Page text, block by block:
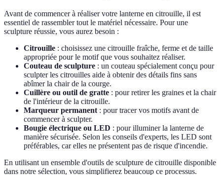
Avant de commencer à réaliser votre lanterne en citrouille, il est
essentiel de rassembler tout le matériel nécessaire. Pour une
sculpture réussie, vous aurez besoin :
Citrouille : choisissez une citrouille fraîche, ferme et de taille
appropriée pour le motif que vous souhaitez réaliser.
Couteau de sculpture : un couteau spécialement conçu pour
sculpter les citrouilles aide à obtenir des détails fins sans
abîmer la chair de la courge.
Cuillère ou outil de gratte : pour retirer les graines et la chair
de l'intérieur de la citrouille.
Marqueur permanent : pour tracer vos motifs avant de
commencer à sculpter.
Bougie électrique ou LED : pour illuminer la lanterne de
manière sécurisée. Selon les conseils d'experts, les LED sont
préférables, car elles ne présentent pas de risque d'incendie.
En utilisant un ensemble d'outils de sculpture de citrouille disponible
dans notre sélection, vous simplifierez beaucoup ce processus.